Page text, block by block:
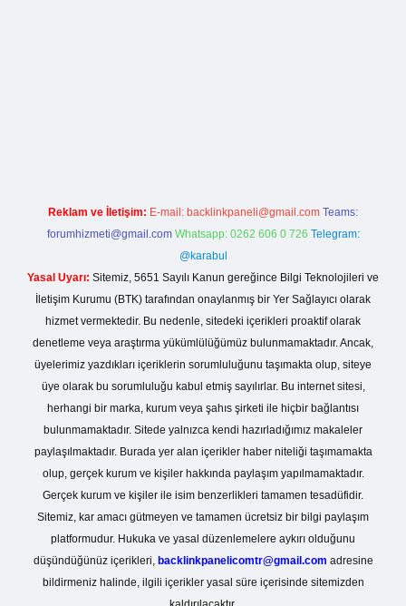
Reklam ve İletişim: E-mail: backlinkpaneli@gmail.com Teams:
forumhizmeti@gmail.com Whatsapp: 0262 606 0 726 Telegram:
@karabul
Yasal Uyarı: Sitemiz, 5651 Sayılı Kanun gereğince Bilgi Teknolojileri ve
İletişim Kurumu (BTK) tarafından onaylanmış bir Yer Sağlayıcı olarak
hizmet vermektedir. Bu nedenle, sitedeki içerikleri proaktif olarak
denetleme veya araştırma yükümlülüğümüz bulunmamaktadır. Ancak,
üyelerimiz yazdıkları içeriklerin sorumluluğunu taşımakta olup, siteye
üye olarak bu sorumluluğu kabul etmiş sayılırlar. Bu internet sitesi,
herhangi bir marka, kurum veya şahıs şirketi ile hiçbir bağlantısı
bulunmamaktadır. Sitede yalnızca kendi hazırladığımız makaleler
paylaşılmaktadır. Burada yer alan içerikler haber niteliği taşımamakta
olup, gerçek kurum ve kişiler hakkında paylaşım yapılmamaktadır.
Gerçek kurum ve kişiler ile isim benzerlikleri tamamen tesadüfidir.
Sitemiz, kar amacı gütmeyen ve tamamen ücretsiz bir bilgi paylaşım
platformudur. Hukuka ve yasal düzenlemelere aykırı olduğunu
düşündüğünüz içerikleri, backlinkpanelicomtr@gmail.com adresine
bildirmeniz halinde, ilgili içerikler yasal süre içerisinde sitemizden